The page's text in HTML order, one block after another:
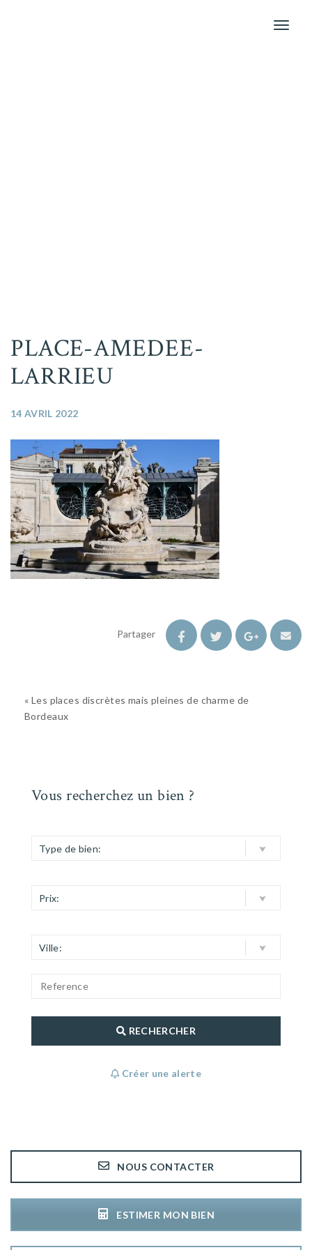
Toggle
PLACE-AMEDEE-
LARRIEU
14 AVRIL 2022
Partager
« Les places discrètes mais pleines de charme de
Bordeaux
Vous recherchez un bien ?
Type de bien:
Prix:
Ville:
RECHERCHER
Créer une alerte
NOUS CONTACTER
ESTIMER MON BIEN